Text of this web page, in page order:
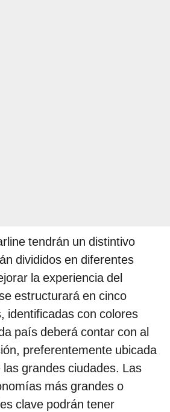
tendrán un distintivo
divididos en diferentes
la experiencia del
estructurará en cinco
identificadas con colores
país deberá contar con al
preferentemente ubicada
grandes ciudades. Las
más grandes o
clave podrán tener